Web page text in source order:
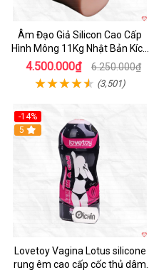
Âm Đạo Giả Silicon Cao Cấp
Hình Mông 11Kg Nhật Bản Kích
Thước Như Thật
4.500.000₫ 6.250.000₫
(3,501)
-14%
Hot
5
Lovetoy Vagina Lotus silicone
rung êm cao cấp cốc thủ dâm